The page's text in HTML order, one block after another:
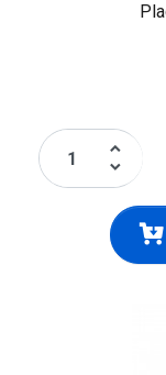
keyboard_arrow_up
keyboard_arrow_down